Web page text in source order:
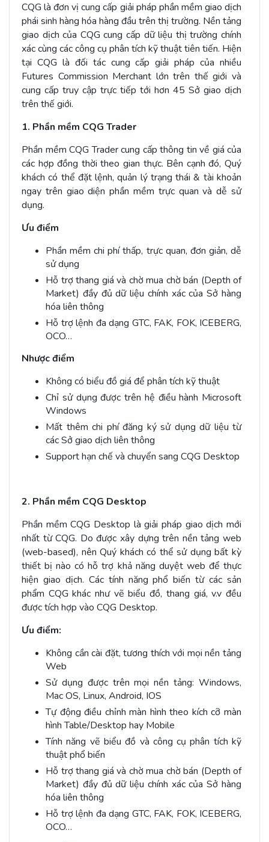
CQG là đơn vị cung cấp giải pháp phần mềm giao dịch
phái sinh hàng hóa hàng đầu trên thị trường. Nền tảng
giao dịch của CQG cung cấp dữ liệu thị trường chính
xác cùng các công cụ phân tích kỹ thuật tiên tiến. Hiện
tại CQG là đối tác cung cấp giải pháp của nhiều
Futures Commission Merchant lớn trên thế giới và
cung cấp truy cập trực tiếp tới hơn 45 Sở giao dịch
trên thế giới.
1. Phần mềm CQG Trader
Phần mềm CQG Trader cung cấp thông tin về giá của
các hợp đồng thời theo gian thực. Bên cạnh đó, Quý
khách có thể đặt lệnh, quản lý trạng thái & tài khoản
ngay trên giao diện phần mềm trực quan và dễ sử
dụng.
Ưu điểm
Phần mềm chi phí thấp, trực quan, đơn giản, dễ
sử dụng
Hỗ trợ thang giá và chờ mua chờ bán (Depth of
Market) đầy đủ dữ liệu chính xác của Sở hàng
hóa liên thông
Hỗ trợ lệnh đa dạng GTC, FAK, FOK, ICEBERG,
OCO…
Nhược điểm
Không có biểu đồ giá để phân tích kỹ thuật
Chỉ sử dụng được trên hệ điều hành Microsoft
Windows
Mất thêm chi phí đăng ký sử dụng dữ liệu từ
các Sở giao dịch liên thông
Support hạn chế và chuyển sang CQG Desktop
2. Phần mềm CQG Desktop
Phần mềm CQG Desktop là giải pháp giao dịch mới
nhất từ CQG. Do được xây dựng trên nền tảng web
(web-based), nên Quý khách có thể sử dụng bất kỳ
thiết bị nào có hỗ trợ khả năng duyệt web để thực
hiện giao dịch. Các tính năng phổ biến từ các sản
phẩm CQG khác như vẽ biểu đồ, thang giá, v.v đều
được tích hợp vào CQG Desktop.
Ưu điểm:
Không cần cài đặt, tương thích với mọi nền tảng
Web
Sử dụng được trên mọi nền tảng: Windows,
Mac OS, Linux, Android, IOS
Tự động điều chỉnh màn hình theo kích cỡ màn
hình Table/Desktop hay Mobile
Tính năng vẽ biểu đồ và công cụ phân tích kỹ
thuật phổ biến
Hỗ trợ thang giá và chờ mua chờ bán (Depth of
Market) đầy đủ dữ liệu chính xác của Sở hàng
hóa liên thông
Hỗ trợ lệnh đa dạng GTC, FAK, FOK, ICEBERG,
OCO…